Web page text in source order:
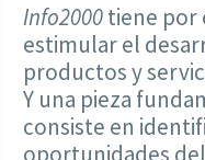
Info2000tiene por
estimular el
productos y
Y una pieza
consiste en
oportunidades